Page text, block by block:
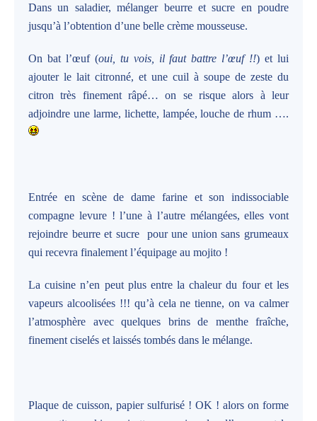
Dans un saladier, mélanger beurre et sucre en poudre
jusqu’à l’obtention d’une belle crème mousseuse.
On bat l’œuf (oui, tu vois, il faut battre l’œuf !!) et lui
ajouter le lait citronné, et une cuil à soupe de zeste du
citron très finement râpé… on se risque alors à leur
adjoindre une larme, lichette, lampée, louche de rhum ….
Entrée en scène de dame farine et son indissociable
compagne levure ! l’une à l’autre mélangées, elles vont
rejoindre beurre et sucre
pour une union sans grumeaux
qui recevra finalement l’équipage au mojito !
La cuisine n’en peut plus entre la chaleur du four et les
vapeurs alcoolisées !!! qu’à cela ne tienne, on va calmer
l’atmosphère avec quelques brins de menthe fraîche,
finement ciselés et laissés tombés dans le mélange.
Plaque de cuisson, papier sulfurisé ! OK ! alors on forme